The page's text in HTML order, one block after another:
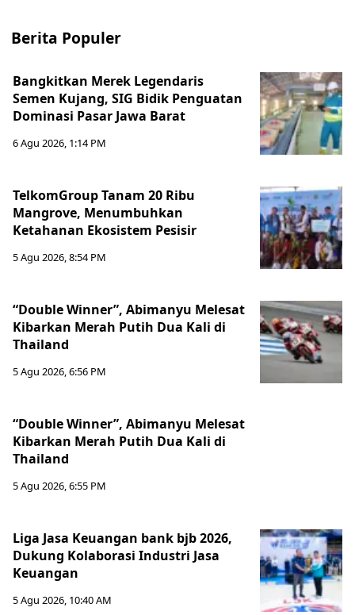
Berita Populer
Bangkitkan Merek Legendaris
Semen Kujang, SIG Bidik Penguatan
Dominasi Pasar Jawa Barat
6 Agu 2026, 1:14 PM
TelkomGroup Tanam 20 Ribu
Mangrove, Menumbuhkan
Ketahanan Ekosistem Pesisir
5 Agu 2026, 8:54 PM
“Double Winner”, Abimanyu Melesat
Kibarkan Merah Putih Dua Kali di
Thailand
5 Agu 2026, 6:56 PM
“Double Winner”, Abimanyu Melesat
Kibarkan Merah Putih Dua Kali di
Thailand
5 Agu 2026, 6:55 PM
Liga Jasa Keuangan bank bjb 2026,
Dukung Kolaborasi Industri Jasa
Keuangan
5 Agu 2026, 10:40 AM